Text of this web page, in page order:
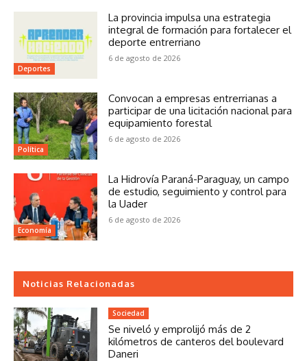
Deportes
La provincia impulsa una estrategia
integral de formación para fortalecer el
deporte entrerriano
6 de agosto de 2026
Política
Convocan a empresas entrerrianas a
participar de una licitación nacional para
equipamiento forestal
6 de agosto de 2026
Economía
La Hidrovía Paraná-Paraguay, un campo
de estudio, seguimiento y control para
la Uader
6 de agosto de 2026
Noticias Relacionadas
Sociedad
Se niveló y emprolijó más de 2
kilómetros de canteros del boulevard
Daneri